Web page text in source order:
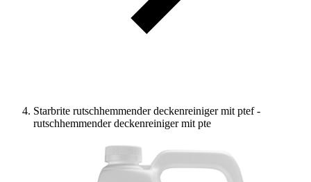
Starbrite rutschhemmender deckenreiniger mit ptef -
rutschhemmender deckenreiniger mit pte